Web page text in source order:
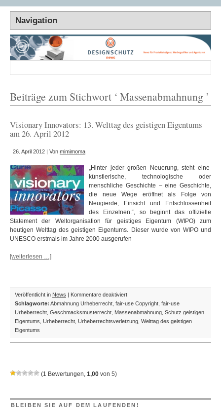
Beiträge zum Stichwort ‘ Massenabmahnung ’
Visionary Innovators: 13. Welttag des geistigen Eigentums
am 26. April 2012
26. April 2012 | Von mimimoma
„Hinter jeder großen Neuerung, steht eine
künstlerische, technologische oder
menschliche Geschichte – eine Geschichte,
die neue Wege eröffnet als Folge von
Neugierde, Einsicht und Entschlossenheit
des Einzelnen.“, so beginnt das offizielle
Statement der Weltorganisation für geistiges Eigentum (WIPO) zum
heutigen Welttag des geistigen Eigentums. Dieser wurde von WIPO und
UNESCO erstmals im Jahre 2000 ausgerufen
[weiterlesen …]
Veröffentlicht in News | Kommentare deaktiviertfür
Visionary
Innovators:
13.
Schlagworte: Abmahnung Urheberrecht fair-use Copyright fair-use
Urheberrecht Geschmacksmusterrecht Massenabmahnung Schutz geistigen
Eigentums Urheberrecht Urheberrechtsverletzung Welttag des geistigen
Eigentums
(1 Bewertungen, 1,00 von 5)
BLEIBEN SIE AUF DEM LAUFENDEN!